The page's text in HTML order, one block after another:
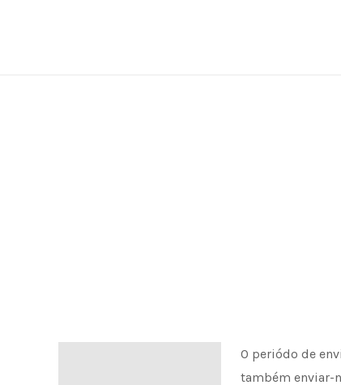
O periódo de
também enviar-